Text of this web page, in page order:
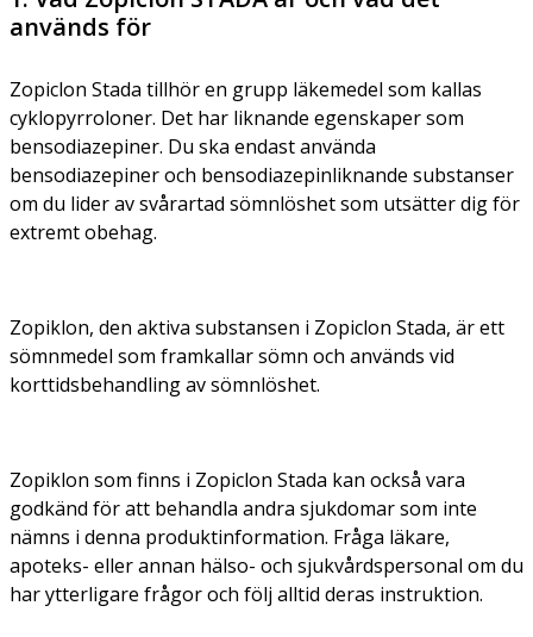
används för
Zopiclon Stada tillhör en grupp läkemedel som kallas
cyklopyrroloner. Det har liknande egenskaper som
bensodiazepiner. Du ska endast använda
bensodiazepiner och bensodiazepinliknande substanser
om du lider av svårartad sömnlöshet som utsätter dig för
extremt obehag.
Zopiklon, den aktiva substansen i Zopiclon Stada, är ett
sömnmedel som framkallar sömn och används vid
korttidsbehandling av sömnlöshet.
Zopiklon som finns i Zopiclon Stada kan också vara
godkänd för att behandla andra sjukdomar som inte
nämns i denna produktinformation. Fråga läkare,
apoteks- eller annan hälso- och sjukvårdspersonal om du
har ytterligare frågor och följ alltid deras instruktion.